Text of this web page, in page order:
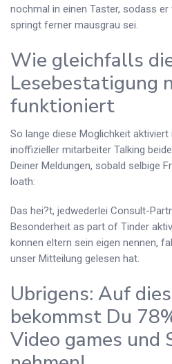
nochmal in einen Taster, sodass
springt ferner mausgrau sei.
Wie gleichfalls
Lesebestatigung
funktioniert
So lange diese Moglichkeit
inoffizieller mitarbeiter Talking
Deiner Meldungen, sobald selbige
loath:
Das hei?t, jedwederlei Consult-
Besonderheit as part of Tinder
konnen eltern sein eigen nennen,
unser Mitteilung gelesen hat.
Ubrigens: Auf
bekommst Du
Video games und